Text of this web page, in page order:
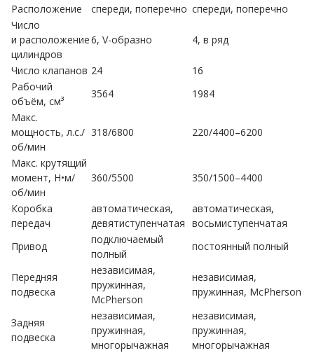
Расположение
спереди, поперечно спереди, поперечно
Число
и расположение
цилиндров
6, V-образно 4, в ряд
Число клапанов 24
16
Рабочий
объём, см³
3564
1984
Макс.
мощность, л.с./
об/мин
318/6800 220/4400–6200
Макс. крутящий
момент, Н•м/
об/мин
360/5500 350/1500–4400
Коробка
передач
автоматическая,
девятиступенчатая
автоматическая,
восьмиступенчатая
Привод
подключаемый
полный
постоянный полный
Передняя
подвеска
независимая,
пружинная,
McPherson
независимая,
пружинная, McPherson
Задняя
подвеска
независимая,
пружинная,
многорычажная
независимая,
пружинная,
многорычажная